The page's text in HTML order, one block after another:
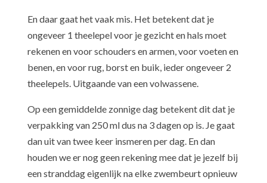
​En daar gaat het vaak mis. Het betekent dat je
ongeveer 1 theelepel voor je gezicht en hals moet
rekenen en voor schouders en armen, voor voeten en
benen, en voor rug, borst en buik, ieder ongeveer 2
theelepels. Uitgaande van een volwassene.
​Op een gemiddelde zonnige dag betekent dit dat je
verpakking van 250 ml dus na 3 dagen op is. Je gaat
dan uit van twee keer insmeren per dag. En dan
houden we er nog geen rekening mee dat je jezelf bij
een stranddag eigenlijk na elke zwembeurt opnieuw